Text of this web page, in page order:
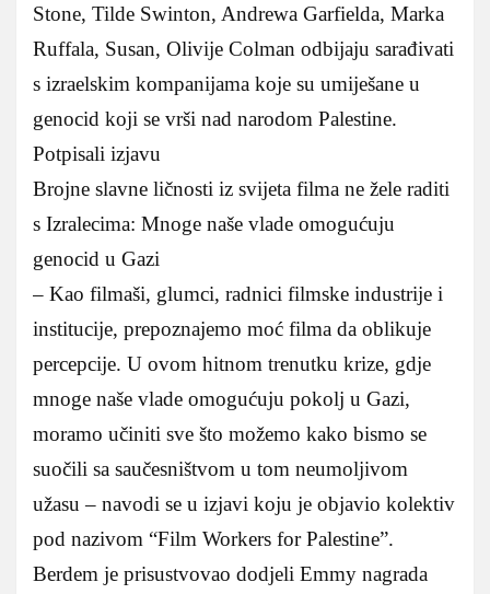
Stone, Tilde Swinton, Andrewa Garfielda, Marka
Ruffala, Susan, Olivije Colman odbijaju sarađivati
s izraelskim kompanijama koje su umiješane u
genocid koji se vrši nad narodom Palestine.
Potpisali izjavu
Brojne slavne ličnosti iz svijeta filma ne žele raditi
s Izralecima: Mnoge naše vlade omogućuju
genocid u Gazi
– Kao filmaši, glumci, radnici filmske industrije i
institucije, prepoznajemo moć filma da oblikuje
percepcije. U ovom hitnom trenutku krize, gdje
mnoge naše vlade omogućuju pokolj u Gazi,
moramo učiniti sve što možemo kako bismo se
suočili sa saučesništvom u tom neumoljivom
užasu – navodi se u izjavi koju je objavio kolektiv
pod nazivom “Film Workers for Palestine”.
Berdem je prisustvovao dodjeli Emmy nagrada